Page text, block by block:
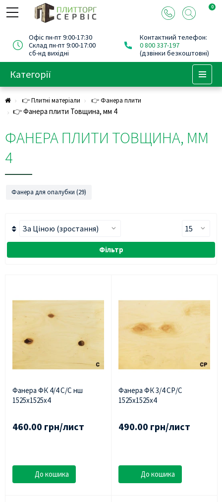
0
Офіс пн-пт 9:00-17:30
Склад пн-пт 9:00-17:00
сб-нд вихідні
Контактний телефон:
0 800 337-197
(дзвінки безкоштовні)
Категорії
👉 Плитні матеріали 👉 Фанера плити
👉 Фанера плити Товщина, мм 4
ФАНЕРА ПЛИТИ ТОВЩИНА, ММ
4
Фанера для опалубки (29)
Фільтр
Фанера ФК 4/4 С/С нш
1525х1525х4
460.00 грн/лист
До кошика
Фанера ФК 3/4 СР/С
1525х1525х4
490.00 грн/лист
До кошика